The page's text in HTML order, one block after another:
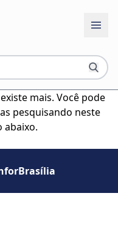
mais. Você pode
pesquisando neste
abaixo.